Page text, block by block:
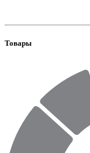
Товары